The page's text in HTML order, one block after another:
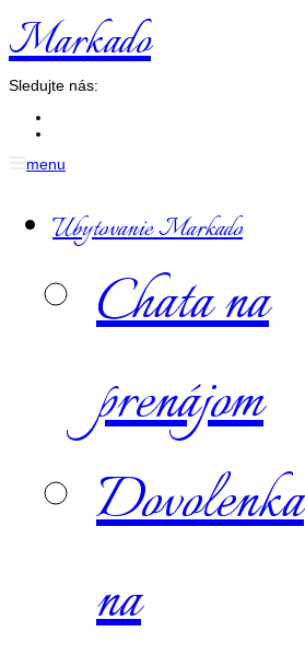
Markado
Sledujte nás:
menu
Ubytovanie Markado
Chata na
prenájom
Dovolenka
na